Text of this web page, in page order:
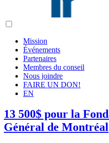
Mission
Événements
Partenaires
Membres du conseil
Nous joindre
FAIRE UN DON!
EN
13 500$ pour la
Général de Montréal